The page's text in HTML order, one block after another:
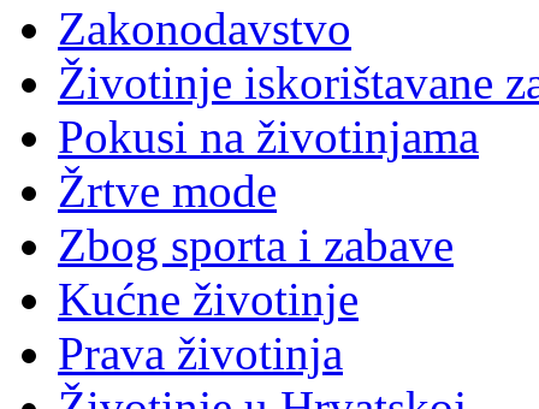
Zakonodavstvo
Životinje iskorištavane
Pokusi na životinjama
Žrtve mode
Zbog sporta i zabave
Kućne životinje
Prava životinja